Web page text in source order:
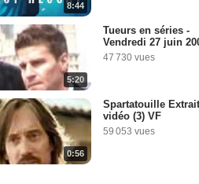
8:44
5:20
Tueurs en séries -
Vendredi 27 juin
47 730 vues
0:56
Spartatouille Extrait
vidéo (3) VF
59 053 vues